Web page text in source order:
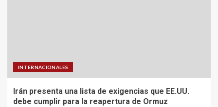
INTERNACIONALES
Irán presenta una lista de exigencias que EE.UU.
debe cumplir para la reapertura de Ormuz